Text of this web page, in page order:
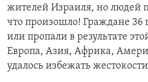
жителей Израиля, но людей
что произошло! Граждане 36
или пропали в результате
Европа, Азия, Африка,
удалось избежать